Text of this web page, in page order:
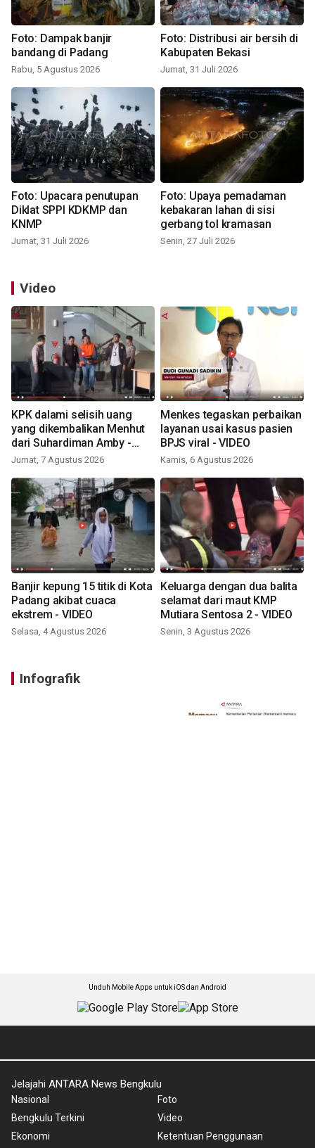
Foto: Dampak banjir
bandang di Padang
Rabu, 5 Agustus 2026
Foto: Distribusi air bersih di
Kabupaten Bekasi
Jumat, 31 Juli 2026
Foto: Upacara penutupan
Diklat SPPI KDKMP dan
KNMP
Jumat, 31 Juli 2026
Foto: Upaya pemadaman
kebakaran lahan di sisi
gerbang tol kramasan
Senin, 27 Juli 2026
Video
KPK dalami selisih uang
yang dikembalikan Menhut
dari Suhardiman Amby -
VIDEO
Jumat, 7 Agustus 2026
Menkes tegaskan perbaikan
layanan usai kasus pasien
BPJS viral - VIDEO
Kamis, 6 Agustus 2026
Banjir kepung 15 titik di Kota
Padang akibat cuaca
ekstrem - VIDEO
Selasa, 4 Agustus 2026
Keluarga dengan dua balita
selamat dari maut KMP
Mutiara Sentosa 2 - VIDEO
Senin, 3 Agustus 2026
Infografik
Unduh Mobile Apps untuk iOS dan Android
Jelajahi ANTARA News Bengkulu
Nasional
Bengkulu Terkini
Ekonomi
Foto
Video
Ketentuan Penggunaan